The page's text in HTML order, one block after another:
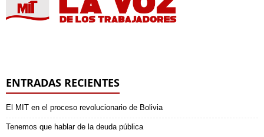
ENTRADAS RECIENTES
El MIT en el proceso revolucionario de Bolivia
Tenemos que hablar de la deuda pública